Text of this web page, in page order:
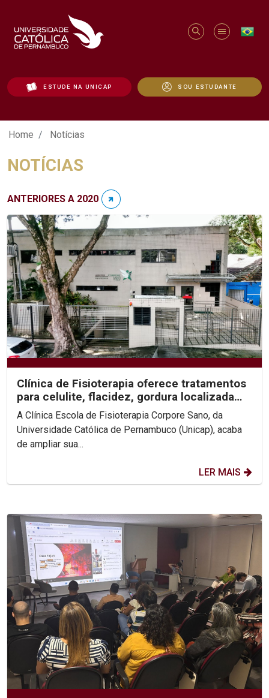
ESTUDE NA UNICAP SOU ESTUDANTE
Notícias - Unicap
Home Notícias
NOTÍCIAS
ANTERIORES A 2020
Clínica de Fisioterapia oferece tratamentos
para celulite, flacidez, gordura localizada
e...
A Clínica Escola de Fisioterapia Corpore Sano, da
Universidade Católica de Pernambuco (Unicap), acaba
de ampliar sua...
LER MAIS